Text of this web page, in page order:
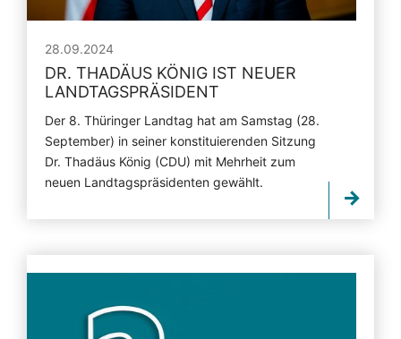
28.09.2024
DR. THADÄUS KÖNIG IST NEUER
LANDTAGSPRÄSIDENT
Der 8. Thüringer Landtag hat am Samstag (28.
September) in seiner konstituierenden Sitzung
Dr. Thadäus König (CDU) mit Mehrheit zum
neuen Landtagspräsidenten gewählt.